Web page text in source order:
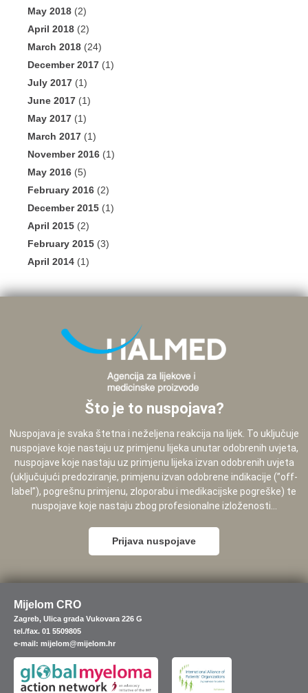
May 2018 (2)
April 2018 (2)
March 2018 (24)
December 2017 (1)
July 2017 (1)
June 2017 (1)
May 2017 (1)
March 2017 (1)
November 2016 (1)
May 2016 (5)
February 2016 (2)
December 2015 (1)
April 2015 (2)
February 2015 (3)
April 2014 (1)
Što je to nuspojava?
Nuspojava je svaka štetna i neželjena reakcija na lijek. To uključuje
nuspojave koje nastaju uz primjenu lijeka unutar odobrenih uvjeta,
nuspojave koje nastaju uz primjenu lijeka izvan odobrenih uvjeta
(uključujući predoziranje, primjenu izvan odobrene indikacije (”off-
label”), pogrešnu primjenu, zloporabu i medikacijske pogreške) te
nuspojave koje nastaju zbog profesionalne izloženosti...
Prijava nuspojave
Mijelom CRO
Zagreb, Ulica grada Vukovara 226 G
tel./fax. 01 5509805
e-mail: mijelom@mijelom.hr